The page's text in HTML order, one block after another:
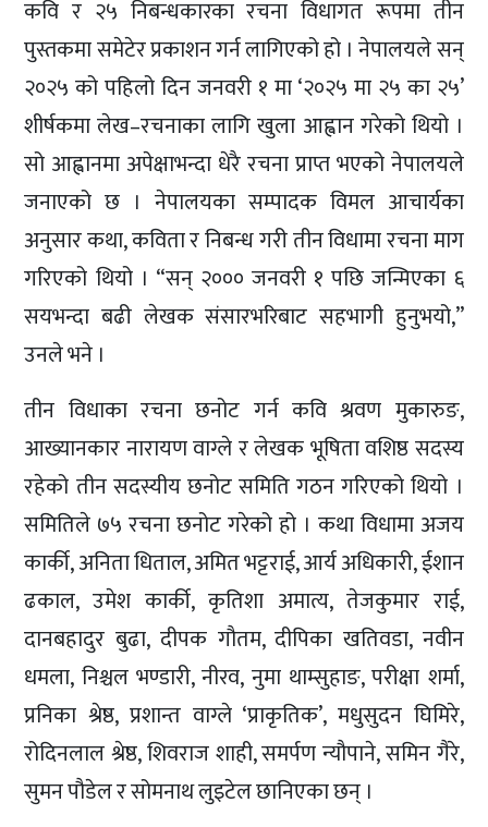
कवि र २५ निबन्धकारका रचना विधागत रूपमा तीन
पुस्तकमा समेटेर प्रकाशन गर्न लागिएको हो । नेपालयले सन्
२०२५ को पहिलो दिन जनवरी १ मा ‘२०२५ मा २५ का २५’
शीर्षकमा लेख–रचनाका लागि खुला आह्वान गरेको थियो ।
सो आह्वानमा अपेक्षाभन्दा धेरै रचना प्राप्त भएको नेपालयले
जनाएको छ । नेपालयका सम्पादक विमल आचार्यका
अनुसार कथा, कविता र निबन्ध गरी तीन विधामा रचना माग
गरिएको थियो । “सन् २००० जनवरी १ पछि जन्मिएका ६
सयभन्दा बढी लेखक संसारभरिबाट सहभागी हुनुभयो,”
उनले भने ।
तीन विधाका रचना छनोट गर्न कवि श्रवण मुकारुङ,
आख्यानकार नारायण वाग्ले र लेखक भूषिता वशिष्ठ सदस्य
रहेको तीन सदस्यीय छनोट समिति गठन गरिएको थियो ।
समितिले ७५ रचना छनोट गरेको हो । कथा विधामा अजय
कार्की, अनिता धिताल, अमित भट्टराई, आर्य अधिकारी, ईशान
ढकाल, उमेश कार्की, कृतिशा अमात्य, तेजकुमार राई,
दानबहादुर बुढा, दीपक गौतम, दीपिका खतिवडा, नवीन
धमला, निश्चल भण्डारी, नीरव, नुमा थाम्सुहाङ, परीक्षा शर्मा,
प्रनिका श्रेष्ठ, प्रशान्त वाग्ले ‘प्राकृतिक’, मधुसुदन घिमिरे,
रोदिनलाल श्रेष्ठ, शिवराज शाही, समर्पण न्यौपाने, समिन गैरे,
सुमन पौडेल र सोमनाथ लुइटेल छानिएका छन् ।